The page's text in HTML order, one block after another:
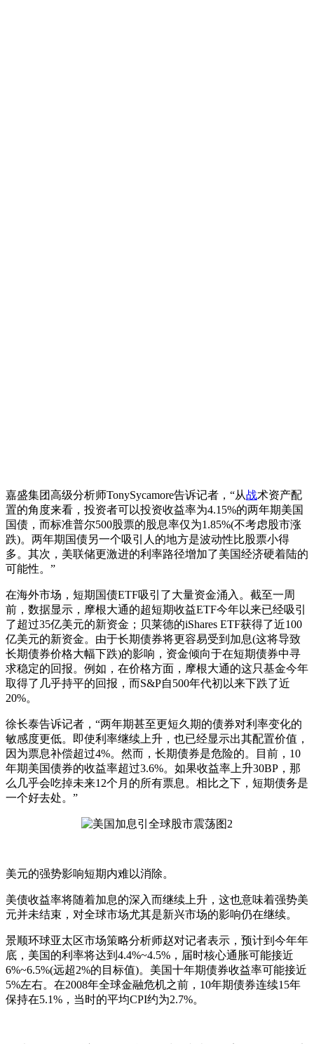
嘉盛集团高级分析师TonySycamore告诉记者，“从战术资产配
置的角度来看，投资者可以投资收益率为4.15%的两年期美国
国债，而标准普尔500股票的股息率仅为1.85%(不考虑股市涨
跌)。两年期国债另一个吸引人的地方是波动性比股票小得
多。其次，美联储更激进的利率路径增加了美国经济硬着陆的
可能性。”
在海外市场，短期国债ETF吸引了大量资金涌入。截至一周
前，数据显示，摩根大通的超短期收益ETF今年以来已经吸引
了超过35亿美元的新资金；贝莱德的iShares ETF获得了近100
亿美元的新资金。由于长期债券将更容易受到加息(这将导致
长期债券价格大幅下跌)的影响，资金倾向于在短期债券中寻
求稳定的回报。例如，在价格方面，摩根大通的这只基金今年
取得了几乎持平的回报，而S&P自500年代初以来下跌了近
20%。
徐长泰告诉记者，“两年期甚至更短久期的债券对利率变化的
敏感度更低。即使利率继续上升，也已经显示出其配置价值，
因为票息补偿超过4%。然而，长期债券是危险的。目前，10
年期美国债券的收益率超过3.6%。如果收益率上升30BP，那
么几乎会吃掉未来12个月的所有票息。相比之下，短期债务是
一个好去处。”
美元的强势影响短期内难以消除。
美债收益率将随着加息的深入而继续上升，这也意味着强势美
元并未结束，对全球市场尤其是新兴市场的影响仍在继续。
景顺环球亚太区市场策略分析师赵对记者表示，预计到今年年
底，美国的利率将达到4.4%~4.5%，届时核心通胀可能接近
6%~6.5%(远超2%的目标值)。美国十年期债券收益率可能接近
5%左右。在2008年全球金融危机之前，10年期债券连续15年
保持在5.1%，当时的平均CPI约为2.7%。